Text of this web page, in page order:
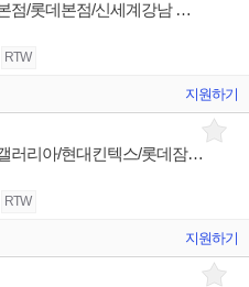
[명품 브랜드] 프라다(PRADA) 현대본점/롯데본점/신세계강남 판매사원 채용
RTW
지원하기
[명품 브랜드] 프라다(PRADA) 광교갤러리아/현대킨텍스/롯데잠실면세 판매사원 채용
RTW
지원하기